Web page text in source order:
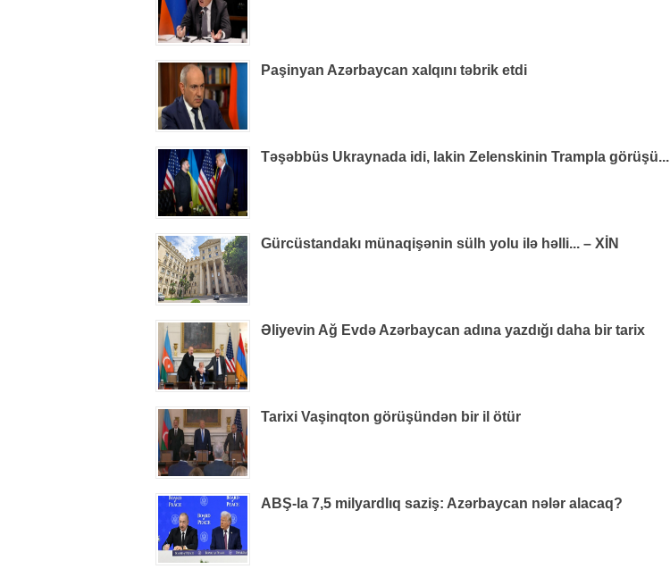
Paşinyan Azərbaycan xalqını təbrik etdi
Təşəbbüs Ukraynada idi, lakin Zelenskinin Trampla görüşü...
Gürcüstandakı münaqişənin sülh yolu ilə həlli... – XİN
Əliyevin Ağ Evdə Azərbaycan adına yazdığı daha bir tarix
Tarixi Vaşinqton görüşündən bir il ötür
ABŞ-la 7,5 milyardlıq saziş: Azərbaycan nələr alacaq?